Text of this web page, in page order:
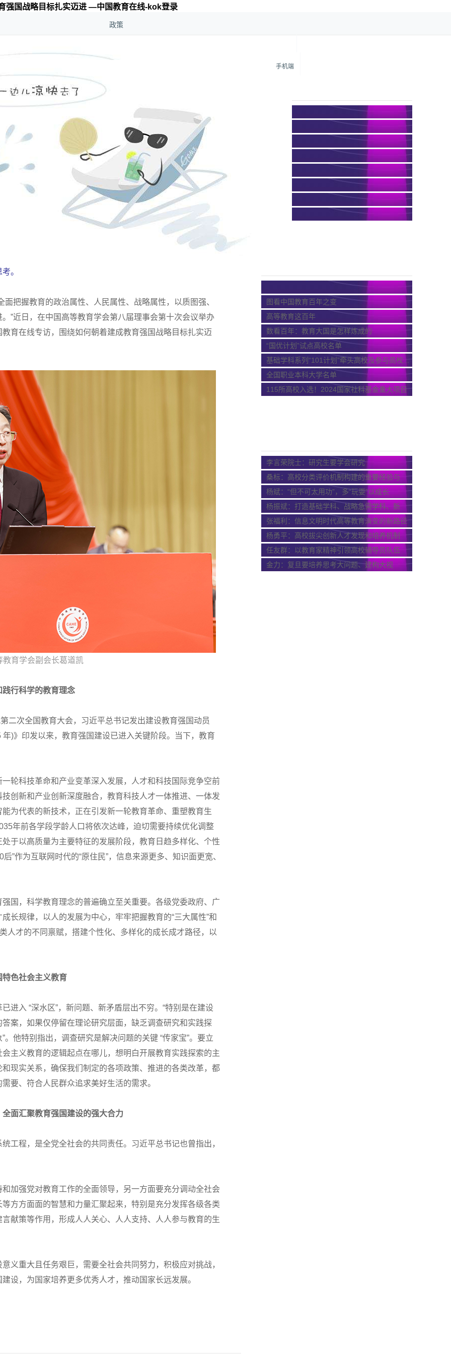
强国战略目标扎实迈进 —中国教育在线-kok登录
政策
手机端
中国大地 汇聚强大合力 朝着建
略目标扎实迈进
分享：
把握高等教育肩负的新使命新任务，全方位服务教育强国
。
握教育的政治属性、人民属性、战略属性，以质图强、
”近日，在中国高等教育学会第八届理事会第十次会议举办
育在线专访，围绕如何朝着建成教育强国战略目标扎实迈
教育学会副会长葛道凯
行科学的教育理念
次全国教育大会，习近平总书记发出建设教育强国动员
)》印发以来，教育强国建设已进入关键阶段。当下，教育
轮科技革命和产业变革深入发展，人才和科技国际竞争空前
创新和产业创新深度融合，教育科技人才一体推进、一体发
能为代表的新技术，正在引发新一轮教育革命、重塑教育生
年前各学段学龄人口将依次达峰，迫切需要持续优化调整
处于以高质量为主要特征的发展阶段，教育日趋多样化、个性
后”作为互联网时代的“原住民”，信息来源更多、知识面更宽、
，科学教育理念的普遍确立至关重要。各级党委政府、广
长规律，以人的发展为中心，牢牢把握教育的“三大属性”和
人才的不同禀赋，搭建个性化、多样化的成长成才路径，以
色社会主义教育
入 “深水区”，新问题、新矛盾层出不穷。“特别是在建设
案，如果仅停留在理论研究层面，缺乏调查研究和实践探
。他特别指出，调查研究是解决问题的关键 “传家宝”。要立
主义教育的逻辑起点在哪儿，想明白开展教育实践探索的主
现实关系，确保我们制定的各项政策、推进的各类改革，都
要、符合人民群众追求美好生活的需求。
面汇聚教育强国建设的强大合力
程，是全党全社会的共同责任。习近平总书记也曾指出，
强党对教育工作的全面领导，另一方面要充分调动全社会
方方面面的智慧和力量汇聚起来，特别是充分发挥各级各类
献策等作用，形成人人关心、人人支持、人人参与教育的生
重大且任务艰巨，需要全社会共同努力，积极应对挑战，
设，为国家培养更多优秀人才，推动国家长远发展。
图看中国教育百年之变
高等教育这百年
数看百年：教育大国是怎样炼成的
“国优计划”试点高校名单
基础学科系列“101计划”牵头高校及参与高校...
全国职业本科大学名单
115所高校入选！2024国家社科基金重大项目
李言荣院士：研究生要学会研究
桑标：高校分类评价机制构建的重要经验与
关...
杨斌：“但不可太用功”，多“玩耍”以成长
杨振斌：打造基础学科、战略急需学科、新
兴...
张福利：信息文明时代高等教育演变的新路径
杨勇平：高校拔尖创新人才发现和培养机制
优...
任友群：以教育家精神引领高校辅导员队伍
专...
金力：复旦要培养思考大问题、建构大视